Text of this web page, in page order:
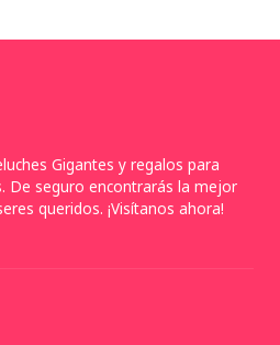
Gigantes y regalos para
De seguro encontrarás la mejor
queridos. ¡Visítanos ahora!